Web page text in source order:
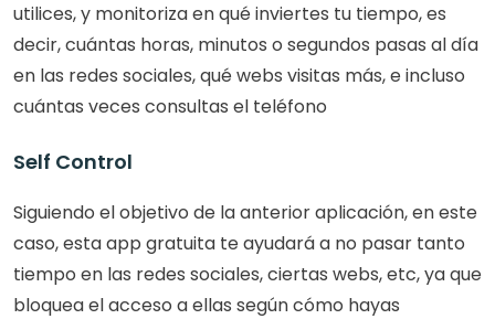
utilices, y monitoriza en qué inviertes tu tiempo, es
decir, cuántas horas, minutos o segundos pasas al día
en las redes sociales, qué webs visitas más, e incluso
cuántas veces consultas el teléfono
Self Control
Siguiendo el objetivo de la anterior aplicación, en este
caso, esta app gratuita te ayudará a no pasar tanto
tiempo en las redes sociales, ciertas webs, etc, ya que
bloquea el acceso a ellas según cómo hayas